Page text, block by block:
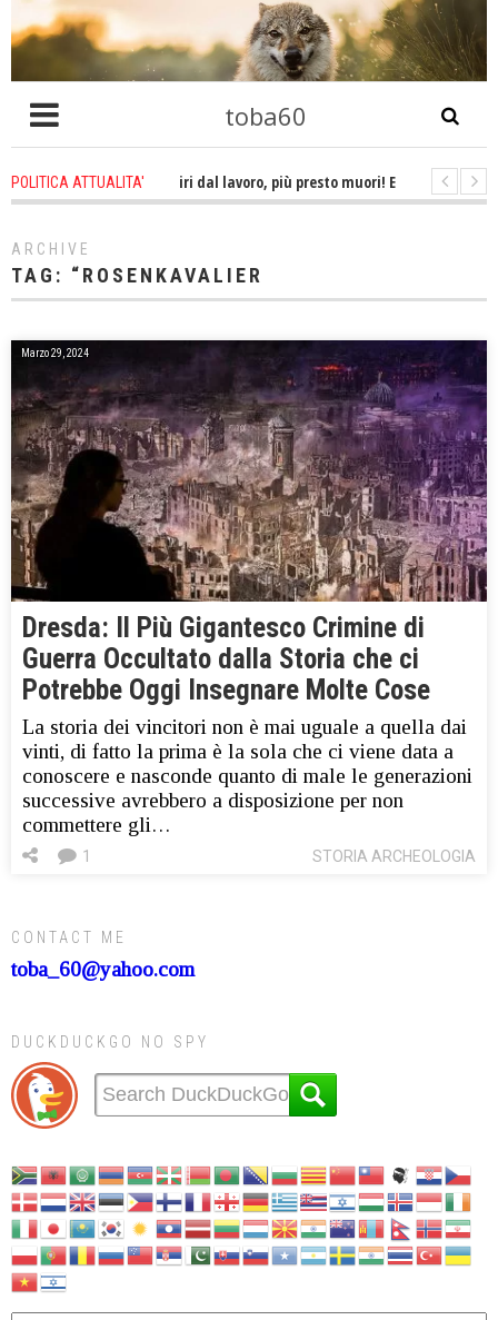
toba60
POLITICA ATTUALITA'
- Più tardi ti ritiri dal lavoro, più presto muori! E non ti godi la
ARCHIVE
TAG: “ROSENKAVALIER
Marzo 29, 2024
Dresda: Il Più Gigantesco Crimine di
Guerra Occultato dalla Storia che ci
Potrebbe Oggi Insegnare Molte Cose
La storia dei vincitori non è mai uguale a quella dai
vinti, di fatto la prima è la sola che ci viene data a
conoscere e nasconde quanto di male le generazioni
successive avrebbero a disposizione per non
commettere gli…
STORIA ARCHEOLOGIA
1
CONTACT ME
toba_60@yahoo.com
DUCKDUCKGO NO SPY